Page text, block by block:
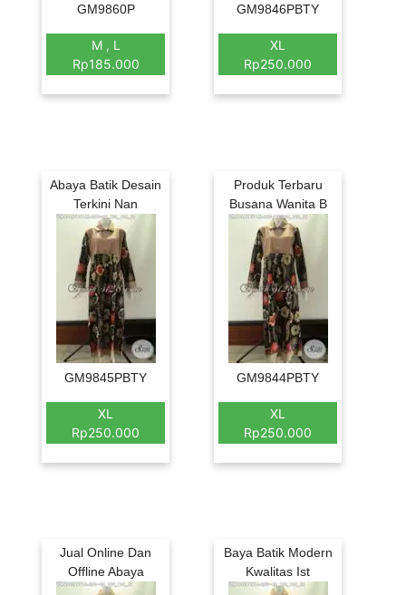
GM9860P
M , L
Rp185.000
GM9846PBTY
XL
Rp250.000
Abaya Batik Desain
Terkini Nan
GM9845PBTY
XL
Rp250.000
Produk Terbaru
Busana Wanita B
GM9844PBTY
XL
Rp250.000
Jual Online Dan
Offline Abaya
Baya Batik Modern
Kwalitas Ist